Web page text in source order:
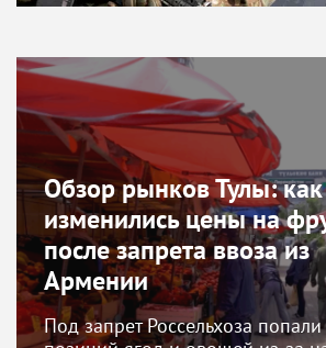
Обзор рынков Тулы: как
изменились цены на
после запрета ввоза из
Армении
Под запрет Россельхоза